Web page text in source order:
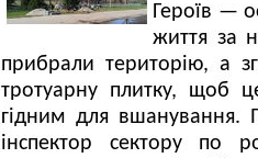
Героїв —
життя за
прибрали територію, а
тротуарну плитку, щоб
гідним для вшанування.
інспектор сектору по